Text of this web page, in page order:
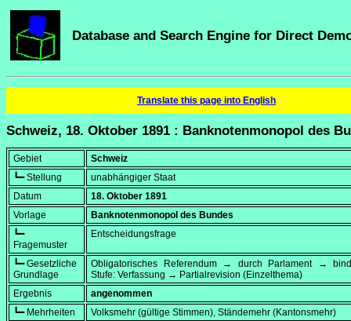
Database and Search Engine for Direct
Translate this page into English
Schweiz, 18. Oktober 1891 : Banknotenmonopol des
Gebiet
Schweiz
┗━ Stellung
unabhängiger Staat
Datum
18. Oktober 1891
Vorlage
Banknotenmonopol des Bundes
┗━
Fragemuster
Entscheidungsfrage
┗━ Gesetzliche
Grundlage
Obligatorisches Referendum → durch Parlament →
Stufe: Verfassung → Partialrevision (Einzelthema)
Ergebnis
angenommen
┗━ Mehrheiten
Volksmehr (gültige Stimmen), Ständemehr (Kantonsmehr)